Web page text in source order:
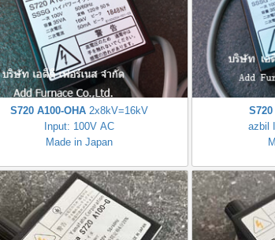
S720 A100-OHA2x8kV=16kV
Input: 100V AC
Made in Japan
S720
azbil